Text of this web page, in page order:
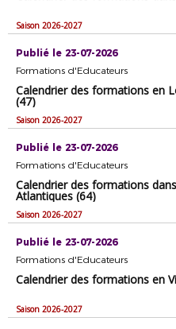
Saison 2026-2027
Publié le 23-07-2026
Formations d'Educateurs
Calendrier des formations en
(47)
Saison 2026-2027
Publié le 23-07-2026
Formations d'Educateurs
Calendrier des formations
Atlantiques (64)
Saison 2026-2027
Publié le 23-07-2026
Formations d'Educateurs
Calendrier des formations en
Saison 2026-2027